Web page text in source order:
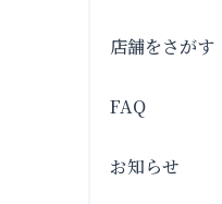
店舗をさがす
FAQ
お知らせ